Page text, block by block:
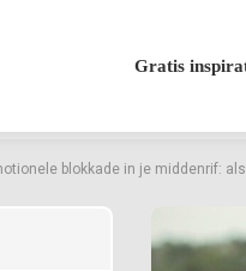
Gratis
blokkade in je middenrif: